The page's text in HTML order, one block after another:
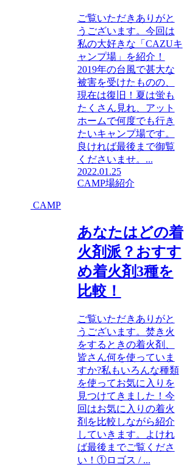
ご覧いただきありがと
うございます。今回は
私の大好きな「CAZUキ
ャンプ場」を紹介！
2019年の台風で甚大な
被害を受けたものの、
現在は復旧！夏は蛍も
たくさん見れ、アット
ホームで何度でも行き
たいキャンプ場です。
良ければ最後まで御覧
くださいませ。...
2022.01.25
CAMP場紹介
CAMP
あなたはどの着
火剤派？おすす
め着火剤3種を
比較！
ご覧いただきありがと
うございます。焚き火
をするときの着火剤、
皆さん何を使っていま
すか?私もいろんな種類
を使ってお気に入りを
見つけてきました！今
回はお気に入りの着火
剤を比較しながら紹介
していきます。よけれ
ば最後までご覧くださ
い！①ロゴス / ...